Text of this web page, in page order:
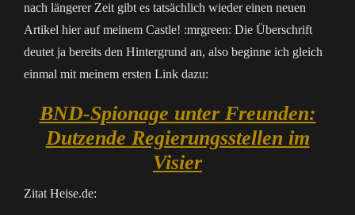
nach längerer Zeit gibt es tatsächlich wieder einen neuen
Artikel hier auf meinem Castle! :mrgreen: Die Überschrift
deutet ja bereits den Hintergrund an, also beginne ich gleich
einmal mit meinem ersten Link dazu:
BND-Spionage unter Freunden:
Dutzende Regierungsstellen im
Visier
Zitat Heise.de: